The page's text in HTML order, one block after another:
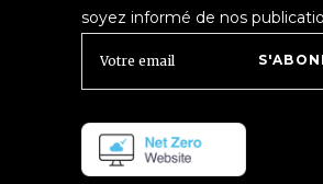
soyez informé de nos